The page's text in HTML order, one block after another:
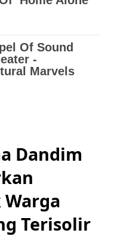
Dandim
Terisolir